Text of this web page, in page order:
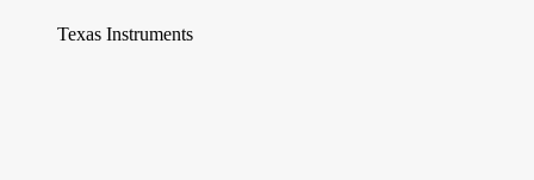
Texas Instruments